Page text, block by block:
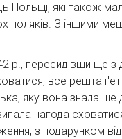
Польщі, які також
поляків. З іншими
р., пересидівши ще
все решта
яку вона
нагода
з подарунком